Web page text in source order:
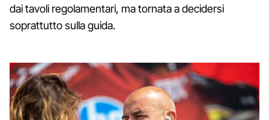
dai tavoli regolamentari, ma tornata a decidersi
soprattutto sulla guida.